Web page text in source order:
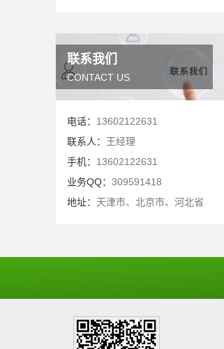
联系我们
CONTACT US
电话： 13602122631
联系人： 王经理
手机： 13602122631
业务QQ： 309591418
地址： 天津市、北京市、河北省